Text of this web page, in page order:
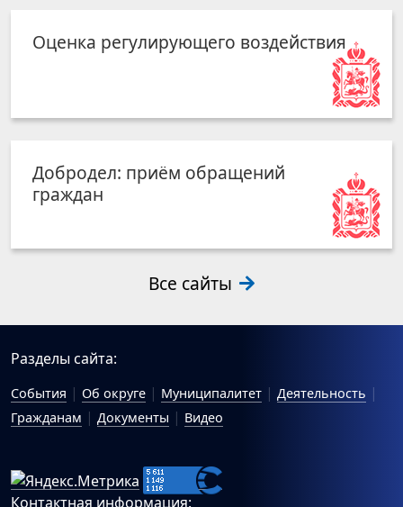
Оценка регулирующего воздействия
Добродел: приём обращений
граждан
Все сайты
Разделы сайта:
События Об округе Муниципалитет
Деятельность
Гражданам
Документы Видео
Контактная информация: